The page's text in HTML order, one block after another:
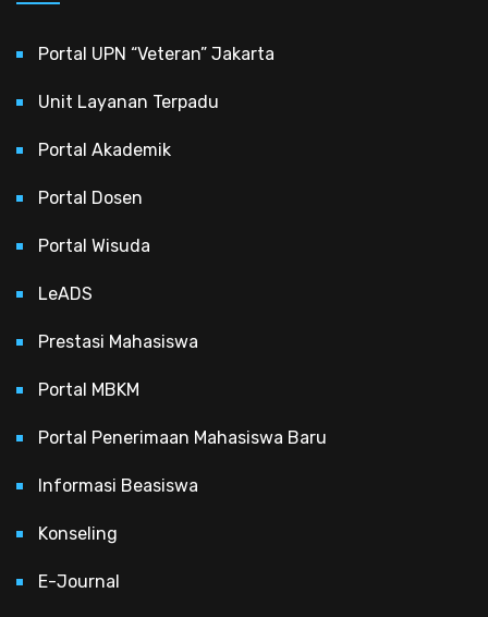
Portal UPN “Veteran” Jakarta
Unit Layanan Terpadu
Portal Akademik
Portal Dosen
Portal Wisuda
LeADS
Prestasi Mahasiswa
Portal MBKM
Portal Penerimaan Mahasiswa Baru
Informasi Beasiswa
Konseling
E-Journal